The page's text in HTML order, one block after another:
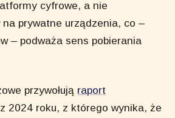
cyfrowe, a nie
na prywatne urządzenia, co –
– podważa sens pobierania
przywołują raport
2024 roku, z którego wynika, że